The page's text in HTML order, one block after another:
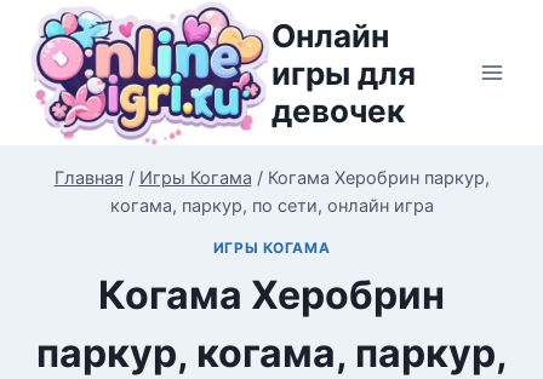
Перейти
содержимому
Онлайн
игры для
девочек
Главная / Игры Когама / Когама Херобрин паркур,
когама, паркур, по сети, онлайн игра
ИГРЫ КОГАМА
Когама Херобрин
паркур, когама, паркур,